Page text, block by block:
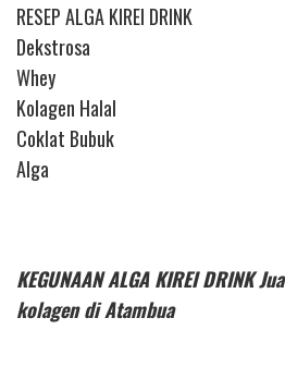
RESEP ALGA KIREI DRINK
Dekstrosa
Whey
Kolagen Halal
Coklat Bubuk
Alga
KEGUNAAN ALGA KIREI DRINK
kolagen di Atambua